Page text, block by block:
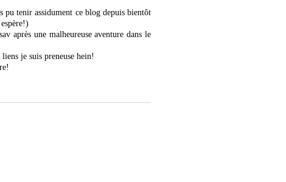
pu tenir assidument ce blog depuis bientôt
après une malheureuse aventure dans le
je suis preneuse hein!